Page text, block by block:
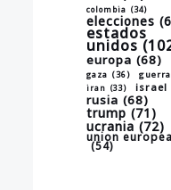
colombia (34)
elecciones
estados
unidos
europa (68)
gaza (36) guerra
iran (33) israel
rusia (68)
trump (71)
ucrania (72)
union europea
(54)